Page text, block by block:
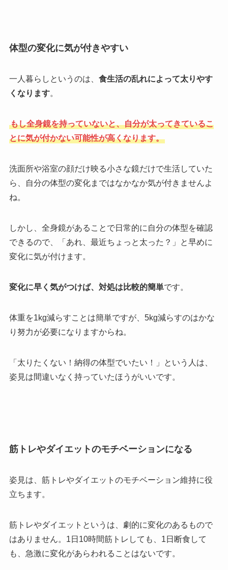
体型の変化に気が付きやすい
一人暮らしというのは、 食生活の乱れによって太りやす
くなります。
もし全身鏡を持っていないと、自分が太ってきているこ
とに気が付かない可能性が高くなります。
洗面所や浴室の顔だけ映る小さな鏡だけで生活していた
ら、自分の体型の変化まではなかなか気が付きませんよ
ね。
しかし、全身鏡があることで日常的に自分の体型を確認
できるので、「あれ、最近ちょっと太った？」と早めに
変化に気が付けます。
変化に早く気がつけば、対処は比較的簡単です。
体重を1kg減らすことは簡単ですが、5kg減らすのはかな
り努力が必要になりますからね。
「太りたくない！納得の体型でいたい！」という人は、
姿見は間違いなく持っていたほうがいいです。
筋トレやダイエットのモチベーションになる
姿見は、筋トレやダイエットのモチベーション維持に役
立ちます。
筋トレやダイエットというは、劇的に変化のあるもので
はありません。1日10時間筋トレしても、1日断食して
も、急激に変化があらわれることはないです。